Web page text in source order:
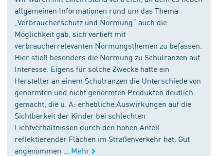
allgemeinen Informationen rund um das Thema
„Verbraucherschutz und Normung“ auch die
Möglichkeit gab, sich vertieft mit
verbraucherrelevanten Normungsthemen zu befassen.
Hier stieß besonders die Normung zu Schulranzen auf
Interesse. Eigens für solche Zwecke hatte ein
Hersteller an einem Schulranzen die Unterschiede von
genormten und nicht genormten Produkten deutlich
gemacht, die u. A: erhebliche Auswirkungen auf die
Sichtbarkeit der Kinder bei schlechten
Lichtverhältnissen durch den hohen Anteil
reflektierender Flächen im Straßenverkehr hat. Gut
angenommen ...
Mehr